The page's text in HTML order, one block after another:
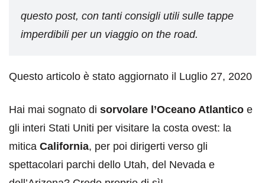
questo post, con tanti consigli utili sulle tappe
imperdibili per un viaggio on the road.
Questo articolo è stato aggiornato il Luglio 27, 2020
Hai mai sognato di sorvolare l’Oceano Atlantico e
gli interi Stati Uniti per visitare la costa ovest: la
mitica California, per poi dirigerti verso gli
spettacolari parchi dello Utah, del Nevada e